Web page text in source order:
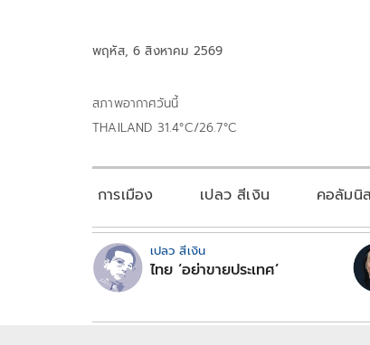
พฤหัส, 6 สิงหาคม 2569
สภาพอากาศวันนี้
THAILAND 31.4°C/26.7°C
การเมือง เปลว สีเงิน คอลัมนิ
เปลว สีเงิน
ไทย ‘อย่าขายประเทศ’